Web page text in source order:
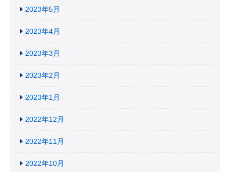
2023年5月
2023年4月
2023年3月
2023年2月
2023年1月
2022年12月
2022年11月
2022年10月